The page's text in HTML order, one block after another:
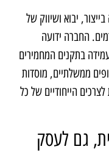
מאז 1936, מתמחה בייצור, יבוא ושיווק של
החברה ידועה
בתקנים המחמירים
ממשלתיים, מוסדות
הייחודיים של כל
גם לעסק